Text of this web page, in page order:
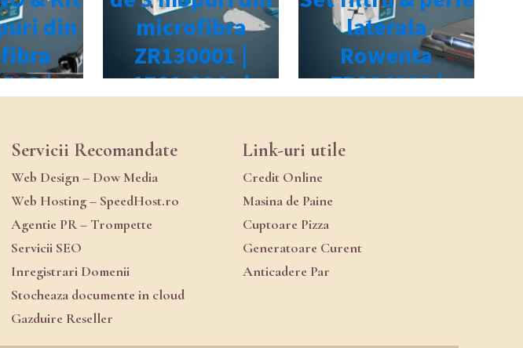
Servicii Recomandate
Web Design – Dow Media
Web Hosting – SpeedHost.ro
Agentie PR – Trompette
Servicii SEO
Inregistrari Domenii
Stocheaza documente in cloud
Gazduire Reseller
Link-uri utile
Credit Online
Masina de Paine
Cuptoare Pizza
Generatoare Curent
Anticadere Par